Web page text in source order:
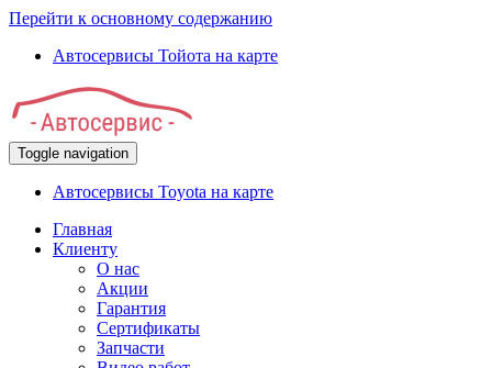
Перейти к основному содержанию
Автосервисы Тойота на карте
Toggle navigation
Автосервисы Toyota на карте
Главная
Клиенту
О нас
Акции
Гарантия
Сертификаты
Запчасти